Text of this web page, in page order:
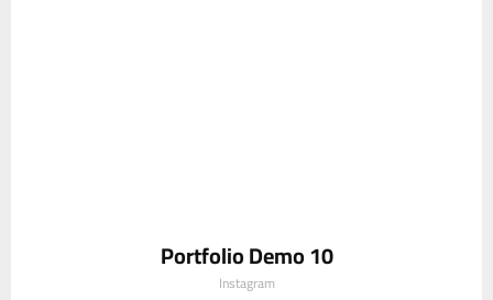
Portfolio Demo 10
Instagram